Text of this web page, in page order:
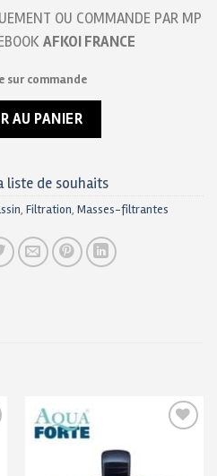
OU COMMANDE PAR MP
AFKOI FRANCE
sur commande
AU PANIER
liste de souhaits
, Filtration, Masses-filtrantes